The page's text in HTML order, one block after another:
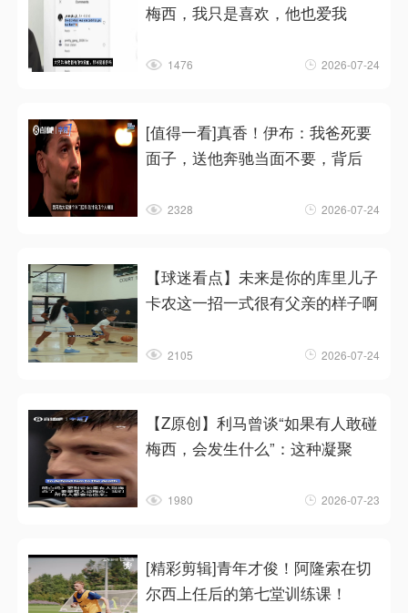
梅西，我只是喜欢，他也爱我
1476 2026-07-24
[值得一看]真香！伊布：我爸死要
面子，送他奔驰当面不要，背后
2328 2026-07-24
【球迷看点】未来是你的库里儿子
卡农这一招一式很有父亲的样子啊
2105 2026-07-24
【Z原创】利马曾谈“如果有人敢碰
梅西，会发生什么”：这种凝聚
1980 2026-07-23
[精彩剪辑]青年才俊！阿隆索在切
尔西上任后的第七堂训练课！